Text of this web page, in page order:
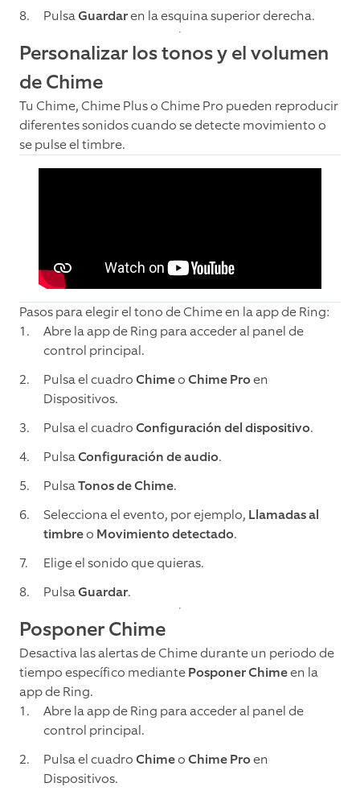
PulsaGuardaren la esquina superior derecha.
Personalizar los tonos y el volumen
de Chime
Tu Chime, Chime Plus o Chime Pro pueden reproducir
diferentes sonidos cuando se detecte movimiento o
se pulse el timbre.
Pasos para elegir el tono de Chime en la app de Ring:
Abre la app de Ring para acceder al panel de
control principal.
Pulsa el cuadroChimeoChime Proen
Dispositivos.
Pulsa el cuadroConfiguración del dispositivo.
PulsaConfiguración de audio.
PulsaTonos de Chime.
Selecciona el evento, por ejemplo, Llamadas al
timbreo Movimiento detectado.
Elige el sonido que quieras.
PulsaGuardar.
Posponer Chime
Desactiva las alertas de Chime durante un periodo de
tiempo específico mediantePosponer Chimeen la
app de Ring.
Abre la app de Ring para acceder al panel de
control principal.
Pulsa el cuadroChimeoChime Proen
Dispositivos.